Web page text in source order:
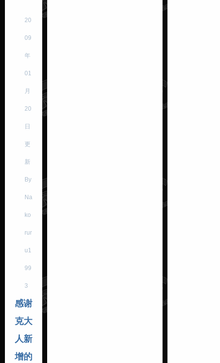
20
09
年
01
月
20
日
更
新
By
Na
ko
rur
u1
99
3
感谢
克大
人新
增的